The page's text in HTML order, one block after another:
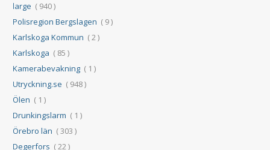
large ( 940 )
Polisregion Bergslagen ( 9 )
Karlskoga Kommun ( 2 )
Karlskoga ( 85 )
Kamerabevakning ( 1 )
Utryckning.se ( 948 )
Ölen ( 1 )
Drunkingslarm ( 1 )
Örebro län ( 303 )
Degerfors ( 22 )